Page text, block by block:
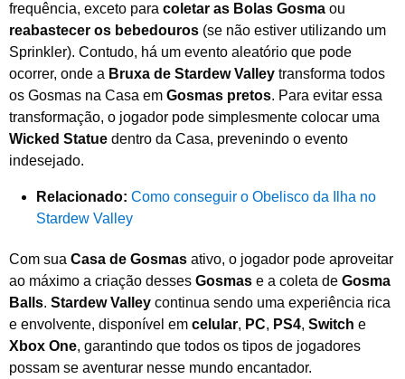
frequência, exceto para coletar as Bolas Gosma ou
reabastecer os bebedouros (se não estiver utilizando um
Sprinkler). Contudo, há um evento aleatório que pode
ocorrer, onde a Bruxa de Stardew Valley transforma todos
os Gosmas na Casa em Gosmas pretos. Para evitar essa
transformação, o jogador pode simplesmente colocar uma
Wicked Statue dentro da Casa, prevenindo o evento
indesejado.
Relacionado: Como conseguir o Obelisco da Ilha no
Stardew Valley
Com sua Casa de Gosmas ativo, o jogador pode aproveitar
ao máximo a criação desses Gosmas e a coleta de Gosma
Balls. Stardew Valley continua sendo uma experiência rica
e envolvente, disponível em celular, PC, PS4, Switch e
Xbox One, garantindo que todos os tipos de jogadores
possam se aventurar nesse mundo encantador.